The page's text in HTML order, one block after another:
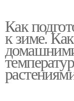
Комнатные
Как
к зиме.